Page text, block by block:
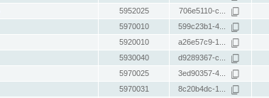
5952025 706e5110-c...
5970010 599c23b1-4...
5920010 a26e57c9-1...
5930040 d9289367-c...
5970025 3ed90357-4...
5970031 8c20b4dc-1...